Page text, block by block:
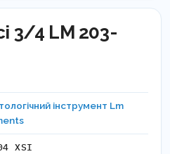
3/4 LM 203-
інструмент Lm
XSI